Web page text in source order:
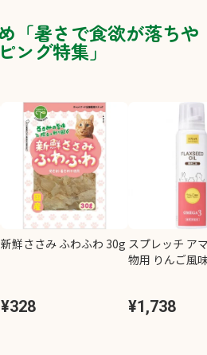
「暑さで食欲が落ちや
ング特集」
新鮮ささみ ふわふわ 30g
¥328
スプレッチ ア
物用 りんご風
¥1,738